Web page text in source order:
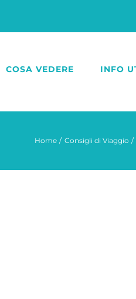
COSA VEDERE INFO
Home Consigli di Viaggio